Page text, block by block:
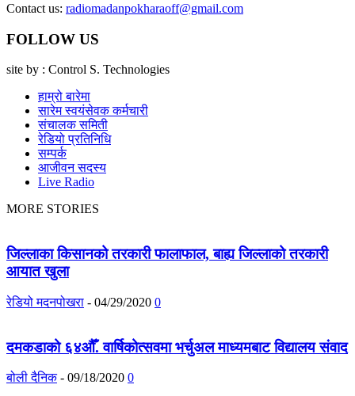
Contact us: radiomadanpokharaoff@gmail.com
FOLLOW US
site by : Control S. Technologies
हाम्रो बारेमा
सारेम स्वयंसेवक कर्मचारी
संचालक समिती
रेडियो प्रतिनिधि
सम्पर्क
आजीवन सदस्य
Live Radio
MORE STORIES
जिल्लाका किसानको तरकारी फालाफाल, बाह्य जिल्लाको तरकारी
आयात खुला
रेडियो मदनपोखरा - 04/29/2020 0
दमकडाको ६४औँ. वार्षिकोत्सवमा भर्चुअल माध्यमबाट विद्यालय संवाद
बोली दैनिक - 09/18/2020 0